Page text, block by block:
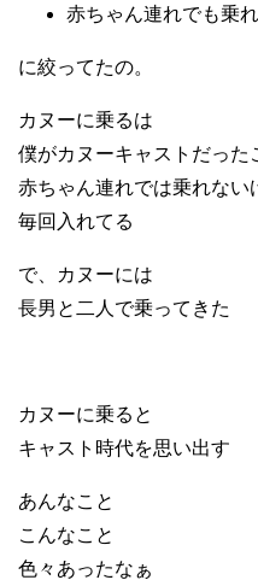
赤ちゃん連れでも乗
に絞ってたの。
カヌーに乗るは
僕がカヌーキャストだった
赤ちゃん連れでは乗れない
毎回入れてる
で、カヌーには
長男と二人で乗ってきた
カヌーに乗ると
キャスト時代を思い出す
あんなこと
こんなこと
色々あったなぁ